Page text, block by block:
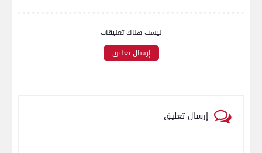
ليست هناك تعليقات
إرسال تعليق
إرسال تعليق